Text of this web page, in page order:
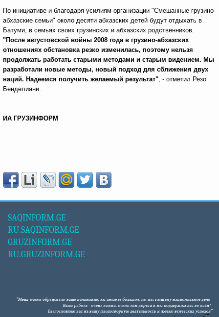
По инициативе и благодаря усилиям организации "Смешанные грузино-
абхазские семьи" около десяти абхазских детей будут отдыхать в
Батуми, в семьях своих грузинских и абхазских родственников.
"После августовской войны 2008 года в грузино-абхазских
отношениях обстановка резко изменилась, поэтому нельзя
продолжать работать старыми методами и старым видением. Мы
разработали новые методы, новый подход для сближения двух
наций. Надеемся получить желаемый результат", - отметил Резо
Бенделиани.
ИА ГРУЗИНФОРМ
SAQINFORM.GE
RU.SAQINFORM.GE
GRUZINFORM.GE
RU.GRUZINFORM.GE